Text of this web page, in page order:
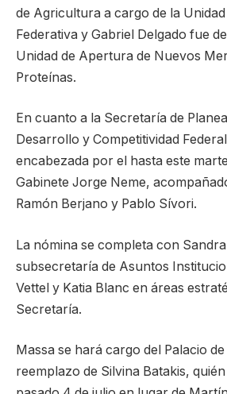
de Agricultura a cargo de la
Federativa y Gabriel Delgado fue
Unidad de Apertura de Nuevos
Proteínas.
En cuanto a la Secretaría de
Desarrollo y Competitividad
encabezada por el hasta este
Gabinete Jorge Neme,
Ramón Berjano y Pablo Sívori.
La nómina se completa con
subsecretaría de Asuntos
Vettel y Katia Blanc en áreas
Secretaría.
Massa se hará cargo del Palacio
reemplazo de Silvina Batakis,